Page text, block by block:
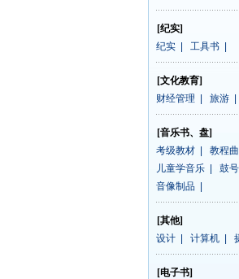
[纪实]
纪实
工具书
[文化教育]
财经管理
旅游
[音乐书、盘]
考级教材
教程
儿童学音乐
鼓
音像制品
[其他]
设计
计算机
[电子书]